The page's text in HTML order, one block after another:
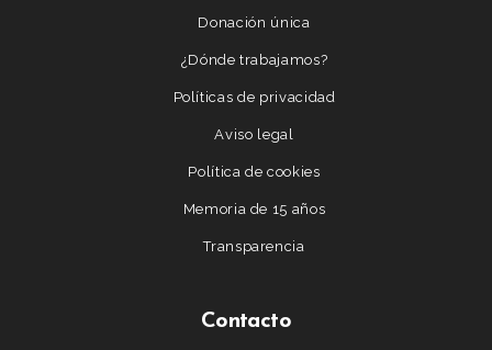
Donación única
¿Dónde trabajamos?
Políticas de privacidad
Aviso legal
Política de cookies
Memoria de 15 años
Transparencia
Contacto